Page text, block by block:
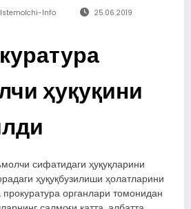
Istemolchi-Info 25.06.2019
ҳуқуқини
сифатидаги ҳуқуқларини
ҳуқуқбузилиши ҳолатларини
органлари томонидан